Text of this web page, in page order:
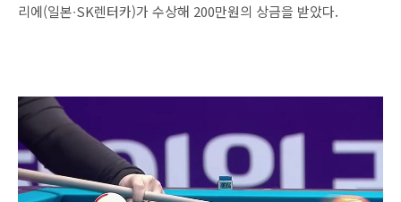
리에(일본∙SK렌터카)가 수상해 200만원의 상금을 받았다.